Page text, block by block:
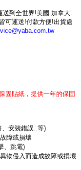
到全世界!美國.加拿大.
可運送!付款方便!出貨處
固貼紙，提供一年的保固
、安裝錯誤..等)
障或損壞
、跳電)
物侵入而造成故障或損壞